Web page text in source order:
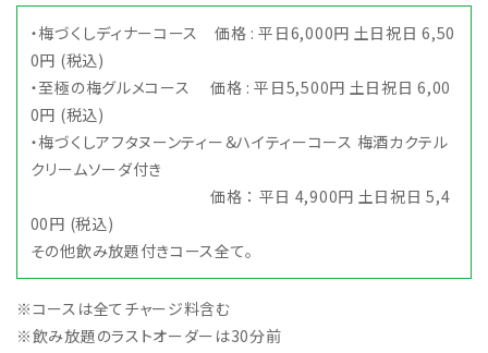
・梅づくしディナーコース 価格 : 平日6,000円 土日祝日 6,50
0円 (税込)
・至極の梅グルメコース 価格 : 平日5,500円 土日祝日 6,00
0円 (税込)
・梅づくしアフタヌーンティー＆ハイティーコース 梅酒カクテル
クリームソーダ付き
価格 ： 平日 4,900円 土日祝日 5,4
00円 (税込)
その他飲み放題付きコース全て。
※コースは全てチャージ料含む
※飲み放題のラストオーダーは30分前